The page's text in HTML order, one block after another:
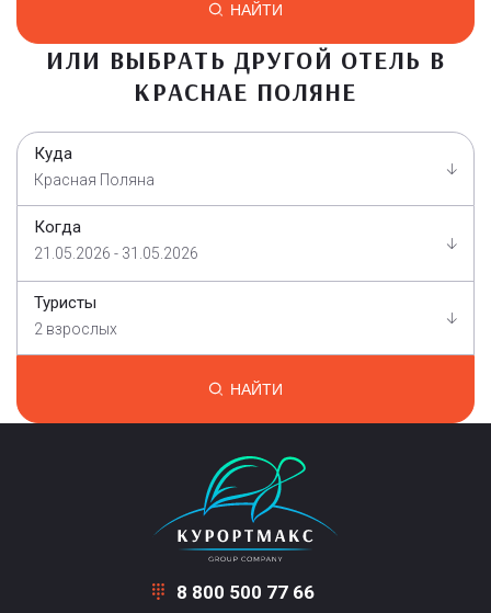
НАЙТИ
ИЛИ ВЫБРАТЬ ДРУГОЙ ОТЕЛЬ В
КРАСНАЕ ПОЛЯНЕ
Куда
Красная Поляна
Когда
21.05.2026 - 31.05.2026
Туристы
2 взрослых
НАЙТИ
8 800 500 77 66